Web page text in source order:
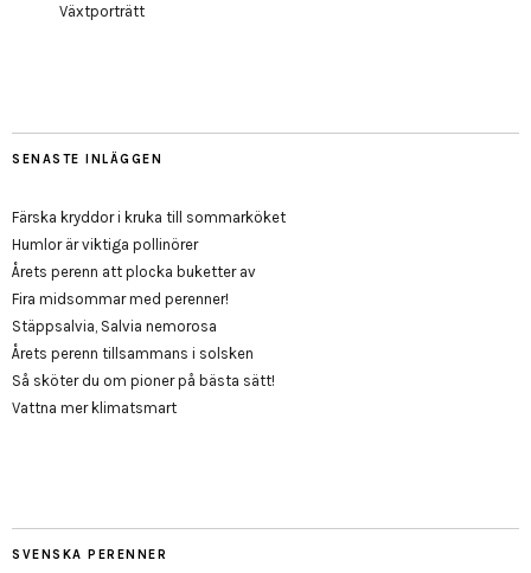
Växtporträtt
SENASTE INLÄGGEN
Färska kryddor i kruka till sommarköket
Humlor är viktiga pollinörer
Årets perenn att plocka buketter av
Fira midsommar med perenner!
Stäppsalvia, Salvia nemorosa
Årets perenn tillsammans i solsken
Så sköter du om pioner på bästa sätt!
Vattna mer klimatsmart
SVENSKA PERENNER